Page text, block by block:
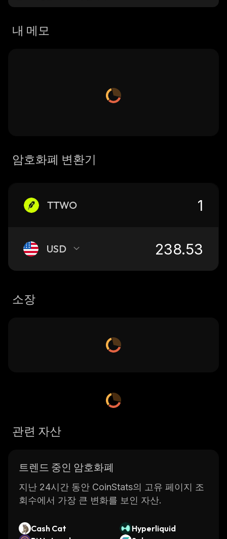
내 메모
암호화폐 변환기
TTWO
USD
소장
관련 자산
트렌드 중인 암호화폐
지난 24시간 동안 CoinStats의 고유 페이지 조
회수에서 가장 큰 변화를 보인 자산.
Cash Cat
Hyperliquid